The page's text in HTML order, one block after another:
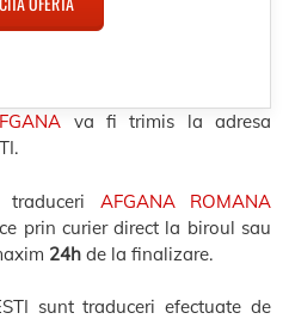
va fi trimis la adresa
AFGANA ROMANA
prin curier direct la biroul sau
24h de la finalizare.
sunt traduceri efectuate de